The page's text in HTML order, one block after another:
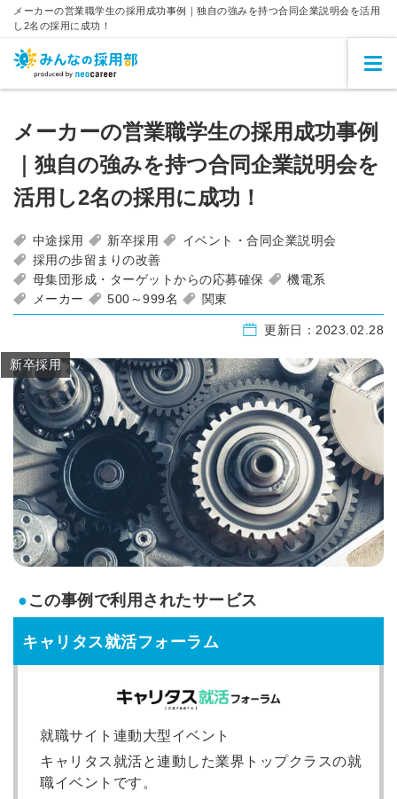
メーカーの営業職学生の採用成功事例｜独自の強みを持つ合同企業説明会を活用
し2名の採用に成功！
メーカーの営業職学生の採用成功事例
｜独自の強みを持つ合同企業説明会を
活用し2名の採用に成功！
中途採用 新卒採用
イベント・合同企業説明会
採用の歩留まりの改善
母集団形成・ターゲットからの応募確保
機電系
メーカー
500～999名 関東
更新日： 2023.02.28
新卒採用
● この事例で利用されたサービス
キャリタス就活フォーラム
就職サイト連動大型イベント
キャリタス就活と連動した業界トップクラスの就
職イベントです。